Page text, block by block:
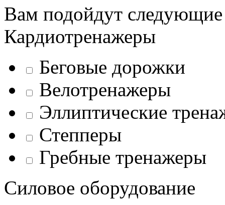
Вам подойдут
Кардиотренажеры
Беговые дорожки
Велотренажеры
Эллиптические
Степперы
Гребные тренажеры
Силовое оборудование